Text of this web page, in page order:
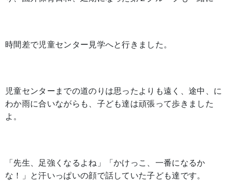
時間差で児童センター見学へと行きました。
児童センターまでの道のりは思ったよりも遠く、途中、に
わか雨に合いながらも、子ども達は頑張って歩きました
よ。
「先生、足強くなるよね」「かけっこ、一番になるか
な！」と汗いっぱいの顔で話していた子ども達です。